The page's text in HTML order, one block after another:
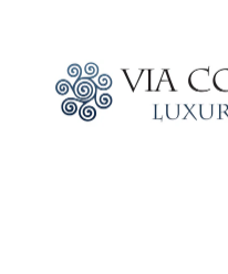
Via Condotti Store